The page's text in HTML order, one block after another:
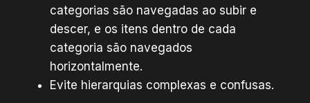
categorias são navegadas ao subir e
descer, e os itens dentro de cada
categoria são navegados
horizontalmente.
Evite hierarquias complexas e confusas.